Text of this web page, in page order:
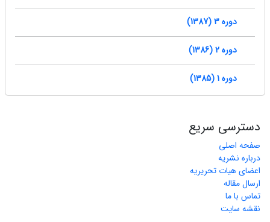
دوره 3 (1387)
دوره 2 (1386)
دوره 1 (1385)
دسترسی سریع
صفحه اصلی
درباره نشریه
اعضای هیات تحریریه
ارسال مقاله
تماس با ما
نقشه سایت